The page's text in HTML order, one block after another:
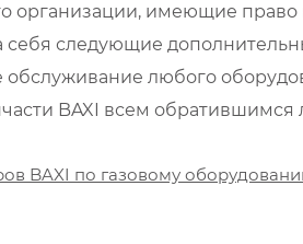
организации, имеющие право
следующие
любого
BAXI всем обратившимся
BAXI по газовому